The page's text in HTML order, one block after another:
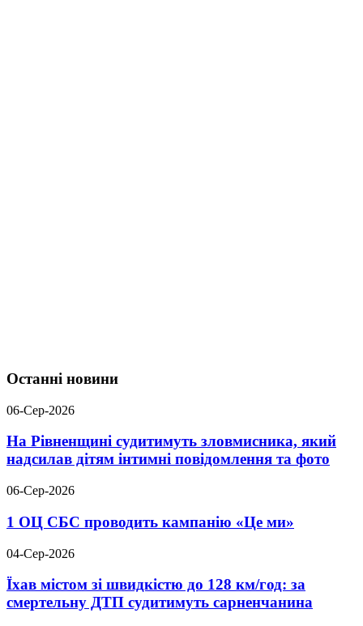
Останні новини
06-Сер-2026
На Рівненщині судитимуть зловмисника, який
надсилав дітям інтимні повідомлення та фото
06-Сер-2026
1 ОЦ СБС проводить кампанію «Це ми»
04-Сер-2026
Їхав містом зі швидкістю до 128 км/год: за
смертельну ДТП судитимуть сарненчанина